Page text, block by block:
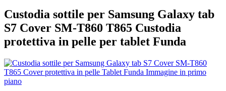
Custodia sottile per Samsung Galaxy tab
S7 Cover SM-T860 T865 Custodia
protettiva in pelle per tablet Funda